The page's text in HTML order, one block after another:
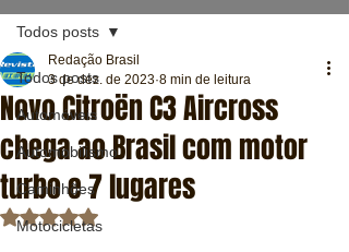
Todos posts
Automóveis
Automobilismo
Caminhões
Motocicletas
Todos posts
Novo Citroën C3 Aircross
chega ao Brasil com motor
turbo e 7 lugares
Redação Brasil
3 de dez. de 2023 8 min de leitura
Avaliado com NaN de 5 estrelas.